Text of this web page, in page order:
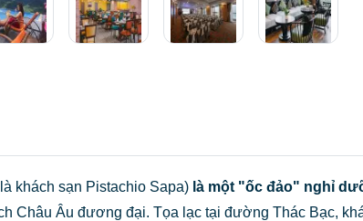
khách sạn Pistachio Sapa) là một "ốc đảo" nghỉ
Châu Âu đương đại. Tọa lạc tại đường Thác Bạc,